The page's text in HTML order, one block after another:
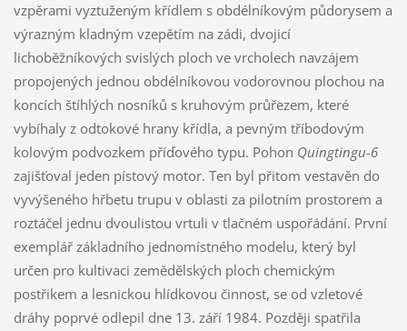
vzpěrami vyztuženým křídlem s obdélníkovým půdorysem a
výrazným kladným vzepětím na zádi, dvojicí
lichoběžníkových svislých ploch ve vrcholech navzájem
propojených jednou obdélníkovou vodorovnou plochou na
koncích štíhlých nosníků s kruhovým průřezem, které
vybíhaly z odtokové hrany křídla, a pevným tříbodovým
kolovým podvozkem příďového typu. Pohon Quingtingu-6
zajišťoval jeden pístový motor. Ten byl přitom vestavěn do
vyvýšeného hřbetu trupu v oblasti za pilotním prostorem a
roztáčel jednu dvoulistou vrtuli v tlačném uspořádání. První
exemplář základního jednomístného modelu, který byl
určen pro kultivaci zemědělských ploch chemickým
postřikem a lesnickou hlídkovou činnost, se od vzletové
dráhy poprvé odlepil dne 13. září 1984. Později spatřila